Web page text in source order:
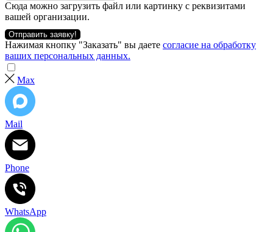
Сюда можно загрузить файл или картинку с реквизитами
вашей организации.
Отправить заявку!
Нажимая кнопку "Заказать" вы даете согласие на обработку
ваших персональных данных.
Max
Mail
Phone
WhatsApp